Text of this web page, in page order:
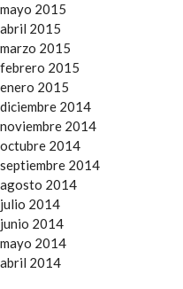
mayo 2015
abril 2015
marzo 2015
febrero 2015
enero 2015
diciembre 2014
noviembre 2014
octubre 2014
septiembre 2014
agosto 2014
julio 2014
junio 2014
mayo 2014
abril 2014